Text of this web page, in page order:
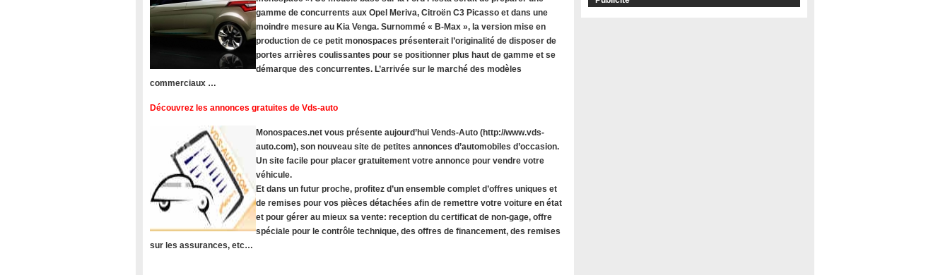
gamme de concurrents aux Opel Meriva, Citroën C3 Picasso et dans une
moindre mesure au Kia Venga. Surnommé « B-Max », la version mise en
production de ce petit monospaces présenterait l’originalité de disposer de
portes arrières coulissantes pour se positionner plus haut de gamme et se
démarque des concurrentes. L’arrivée sur le marché des modèles
commerciaux …
Découvrez les annonces gratuites de Vds-auto
Monospaces.net vous présente aujourd’hui Vends-Auto (http://www.vds-
auto.com), son nouveau site de petites annonces d’automobiles d’occasion.
Un site facile pour placer gratuitement votre annonce pour vendre votre
véhicule.
Et dans un futur proche, profitez d’un ensemble complet d’offres uniques et
de remises pour vos pièces détachées afin de remettre votre voiture en état
et pour gérer au mieux sa vente: reception du certificat de non-gage, offre
spéciale pour le contrôle technique, des offres de financement, des remises
sur les assurances, etc…